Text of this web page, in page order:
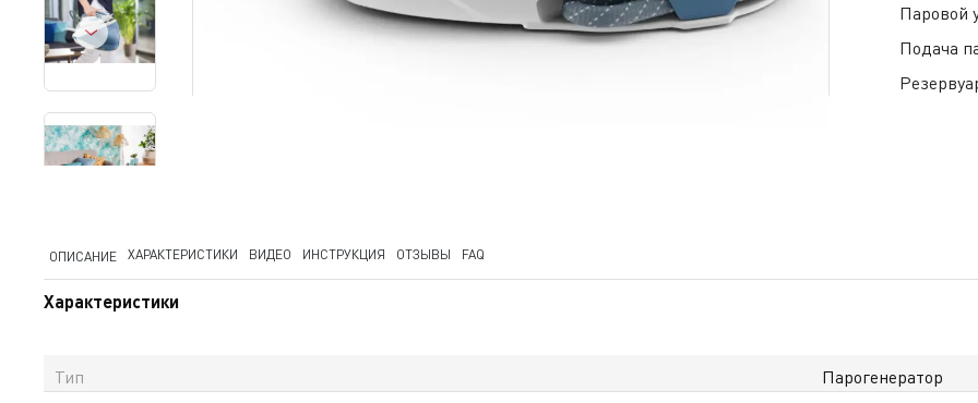
Паровой
Подача
ОПИСАНИЕ ХАРАКТЕРИСТИКИ ВИДЕО ИНСТРУКЦИЯ ОТЗЫВЫ FAQ
Характеристики
Тип
Парогенератор